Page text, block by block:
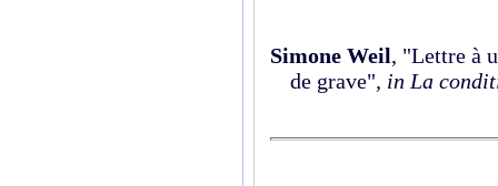
Simone Weil, "Lettre à
de grave", in La